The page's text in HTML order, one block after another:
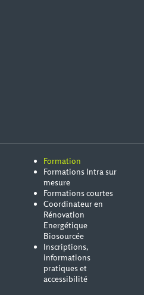
Formation
Formations Intra sur
mesure
Formations courtes
Coordinateur en
Rénovation
Energétique
Biosourcée
Inscriptions,
informations
pratiques et
accessibilité